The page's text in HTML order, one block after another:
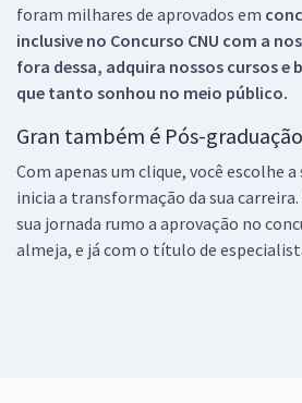
foram milhares de aprovados em
inclusive no Concurso CNU com a
fora dessa, adquira nossos cursos e
que tanto sonhou no meio público.
Gran também é Pós-graduação
Com apenas um clique, você escolhe
inicia a transformação da sua
sua jornada rumo a aprovação no
almeja, e já com o título de